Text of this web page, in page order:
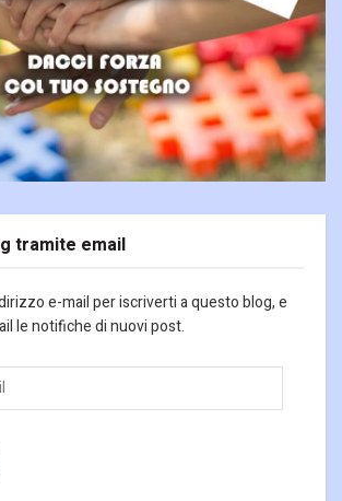
tramite email
e-mail per iscriverti a questo blog, e
le notifiche di nuovi post.